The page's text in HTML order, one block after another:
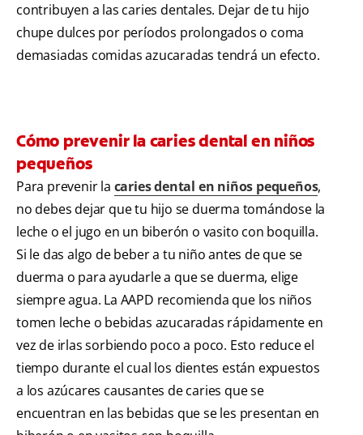
contribuyen a las caries dentales. Dejar de tu hijo
chupe dulces por períodos prolongados o coma
demasiadas comidas azucaradas tendrá un efecto.
Cómo prevenir la caries dental en niños
pequeños
Para prevenir la caries dental en niños pequeños,
no debes dejar que tu hijo se duerma tomándose la
leche o el jugo en un biberón o vasito con boquilla.
Si le das algo de beber a tu niño antes de que se
duerma o para ayudarle a que se duerma, elige
siempre agua. La AAPD recomienda que los niños
tomen leche o bebidas azucaradas rápidamente en
vez de irlas sorbiendo poco a poco. Esto reduce el
tiempo durante el cual los dientes están expuestos
a los azúcares causantes de caries que se
encuentran en las bebidas que se les presentan en